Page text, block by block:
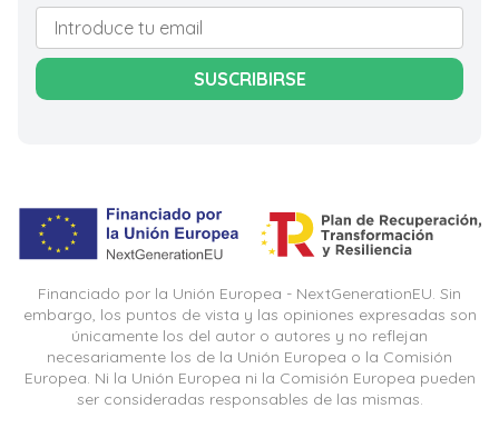
SUSCRIBIRSE
Financiado por la Unión Europea - NextGenerationEU. Sin
embargo, los puntos de vista y las opiniones expresadas son
únicamente los del autor o autores y no reflejan
necesariamente los de la Unión Europea o la Comisión
Europea. Ni la Unión Europea ni la Comisión Europea pueden
ser consideradas responsables de las mismas.